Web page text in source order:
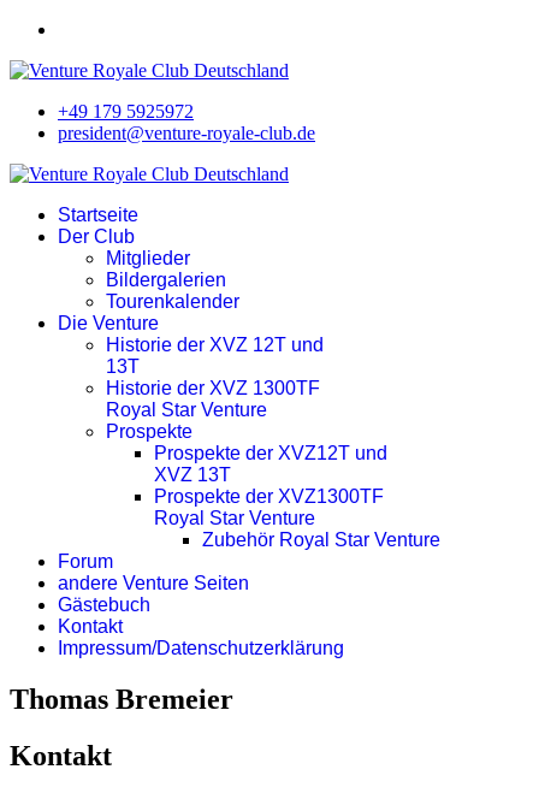
+49 179 5925972
president@venture-royale-club.de
Startseite
Der Club
Mitglieder
Bildergalerien
Tourenkalender
Die Venture
Historie der XVZ 12T und
13T
Historie der XVZ 1300TF
Royal Star Venture
Prospekte
Prospekte der XVZ12T und
XVZ 13T
Prospekte der XVZ1300TF
Royal Star Venture
Zubehör Royal Star Venture
Forum
andere Venture Seiten
Gästebuch
Kontakt
Impressum/Datenschutzerklärung
Thomas Bremeier
Kontakt